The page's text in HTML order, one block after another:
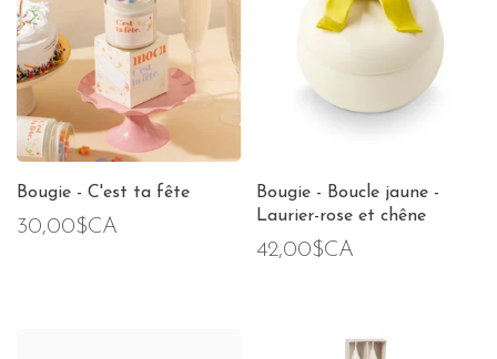
Bougie - C'est ta fête
30,00$CA
Bougie - Boucle jaune -
Laurier-rose et chêne
42,00$CA